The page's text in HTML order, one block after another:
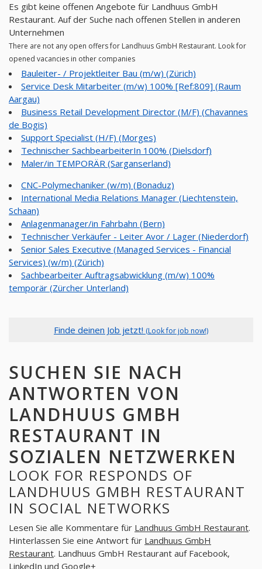
Es gibt keine offenen Angebote für Landhuus GmbH
Restaurant. Auf der Suche nach offenen Stellen in anderen
Unternehmen
There are not any open offers for Landhuus GmbH Restaurant. Look for
opened vacancies in other companies
Bauleiter- / Projektleiter Bau (m/w) (Zürich)
Service Desk Mitarbeiter (m/w) 100% [Ref:809] (Raum
Aargau)
Business Retail Development Director (M/F) (Chavannes
de Bogis)
Support Specialist (H/F) (Morges)
Technischer SachbearbeiterIn 100% (Dielsdorf)
Maler/in TEMPORÄR (Sarganserland)
CNC-Polymechaniker (w/m) (Bonaduz)
International Media Relations Manager (Liechtenstein,
Schaan)
Anlagenmanager/in Fahrbahn (Bern)
Technischer Verkäufer - Leiter Avor / Lager (Niederdorf)
Senior Sales Executive (Managed Services - Financial
Services) (w/m) (Zürich)
Sachbearbeiter Auftragsabwicklung (m/w) 100%
temporär (Zürcher Unterland)
Finde deinen Job jetzt! (Look for job now!)
SUCHEN SIE NACH
ANTWORTEN VON
LANDHUUS GMBH
RESTAURANT IN
SOZIALEN NETZWERKEN
LOOK FOR RESPONDS OF
LANDHUUS GMBH RESTAURANT
IN SOCIAL NETWORKS
Lesen Sie alle Kommentare für Landhuus GmbH Restaurant.
Hinterlassen Sie eine Antwort für Landhuus GmbH
Restaurant. Landhuus GmbH Restaurant auf Facebook,
LinkedIn und Google+